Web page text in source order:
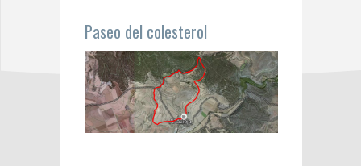
Paseo del colesterol